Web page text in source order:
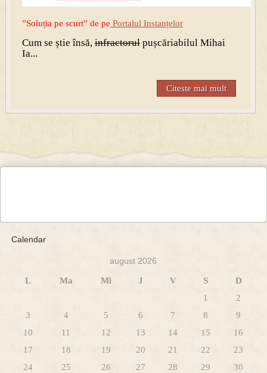
”Soluția pe scurt” de pe Portalul Instanțelor
Cum se știe însă, infractorulpușcăriabilul Mihai
Ia...
Citeste mai mult
Calendar
august 2026
L Ma Mi J V S
D
1
2
3
4 5 6 7 8
9
10
11 12 13 14 15
16
17
18 19 20 21 22
23
24
25 26 27 28 29
30